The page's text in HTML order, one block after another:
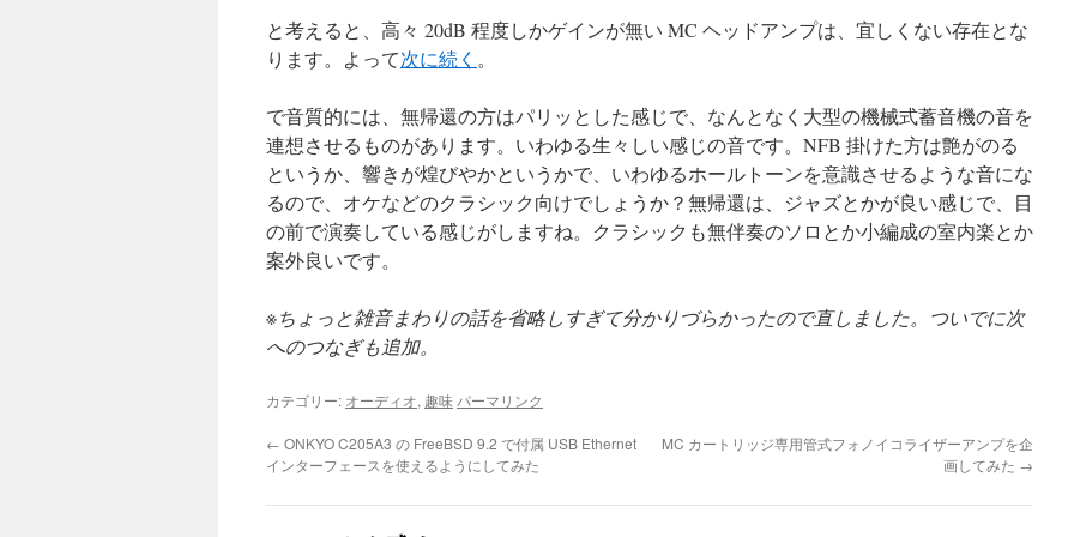
と考えると、高々 20dB 程度しかゲインが無い MC ヘッドアンプは、宜しくない存在とな
ります。よって次に続く 。
で音質的には、無帰還の方はパリッとした感じで、なんとなく大型の機械式蓄音機の音を
連想させるものがあります。いわゆる生々しい感じの音です。NFB 掛けた方は艶がのる
というか、響きが煌びやかというかで、いわゆるホールトーンを意識させるような音にな
るので、オケなどのクラシック向けでしょうか？無帰還は、ジャズとかが良い感じで、目
の前で演奏している感じがしますね。クラシックも無伴奏のソロとか小編成の室内楽とか
案外良いです。
※ちょっと雑音まわりの話を省略しすぎて分かりづらかったので直しました。ついでに次
へのつなぎも追加。
カテゴリー: オーディオ, 趣味 パーマリンク
← ONKYO C205A3 の FreeBSD 9.2 で付属 USB Ethernet
インターフェースを使えるようにしてみた
MC カートリッジ専用管式フォノイコライザーアンプを企
画してみた →